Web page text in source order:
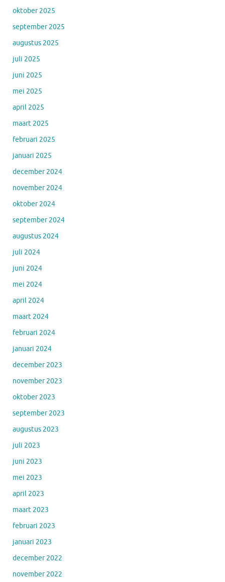
oktober 2025
september 2025
augustus 2025
juli 2025
juni 2025
mei 2025
april 2025
maart 2025
februari 2025
januari 2025
december 2024
november 2024
oktober 2024
september 2024
augustus 2024
juli 2024
juni 2024
mei 2024
april 2024
maart 2024
februari 2024
januari 2024
december 2023
november 2023
oktober 2023
september 2023
augustus 2023
juli 2023
juni 2023
mei 2023
april 2023
maart 2023
februari 2023
januari 2023
december 2022
november 2022